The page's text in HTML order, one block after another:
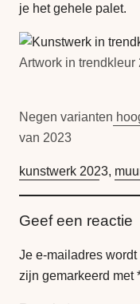
je het gehele palet.
Artwork in trendkleur
Negen varianten
van 2023
kunstwerk 2023,
Geef een reactie
Je e-mailadres
zijn gemarkeerd met